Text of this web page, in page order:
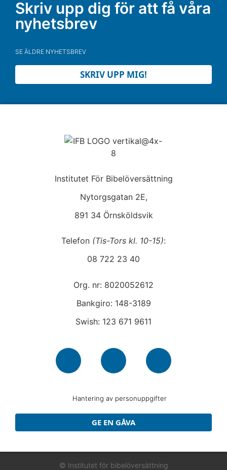
Skriv upp dig för att få våra
nyhetsbrev
SE ÄLDRE NYHETSBREV
SKRIV UPP MIG!
Institutet För Bibelöversättning
Nytorgsgatan 2E,
891 34 Örnsköldsvik
Telefon (Tis-Tors kl. 10-15):
08 722 23 40
Org. nr: 8020052612
Bankgiro: 148-3189
Swish: 123 671 9611
Hantering av personuppgifter
GE EN GÅVA
© Institutet för bibelöversättning